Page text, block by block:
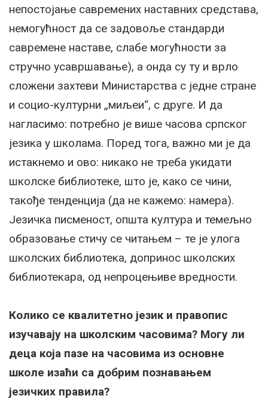
непостојање савремених наставних средстава,
немогућност да се задовоље стандарди
савремене наставе, слабе могућности за
стручно усавршавање), а онда су ту и врло
сложени захтеви Министарства с једне стране
и социо-културни „миљеи“, с друге. И да
нагласимо: потребно је више часова српског
језика у школама. Поред тога, важно ми је да
истакнемо и ово: никако не треба укидати
школске библиотеке, што је, како се чини,
такође тенденција (да не кажемо: намера).
Језичка писменост, општа култура и темељно
образовање стичу се читањем – те је улога
школских библиотека, допринос школских
библиотекара, од непроцењиве вредности.
Колико се квалитетно језик и правопис
изучавају на школским часовима? Могу ли
деца која пазе на часовима из основне
школе изаћи са добрим познавањем
језичких правила?